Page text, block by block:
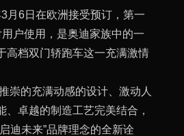
月6日在欧洲接受预订，第一
户使用，是奥迪家族中的一
高档双门轿跑车这一充满激情
崇的充满动感的设计、激动人
、卓越的制造工艺完美结合，
迪未来”品牌理念的全新诠